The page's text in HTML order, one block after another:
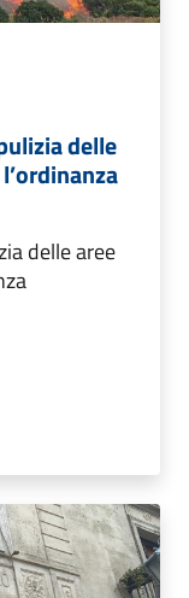
delle
delle aree